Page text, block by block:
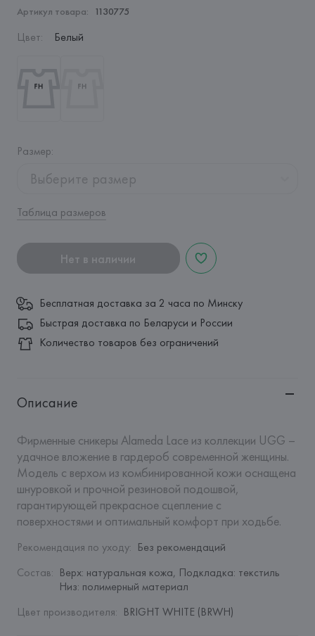
Артикул товара: 1130775
Цвет: Белый
Размер:
Выберите размер
Таблица размеров
Нет в наличии
Бесплатная доставка за 2 часа по Минску
Быстрая доставка по Беларуси и России
Количество товаров без ограничений
Описание
Фирменные сникеры Alameda Lace из коллекции UGG –
удачное вложение в гардероб современной женщины.
Модель с верхом из комбинированной кожи оснащена
шнуровкой и прочной резиновой подошвой,
гарантирующей прекрасное сцепление с
поверхностями и оптимальный комфорт при ходьбе.
Рекомендация по уходу: Без рекомендаций
Состав: Верх: натуральная кожа, Подкладка: текстиль
Низ: полимерный материал
Цвет производителя: BRIGHT WHITE (BRWH)